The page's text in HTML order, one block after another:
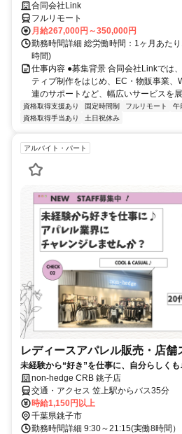
合同会社Link
フルリモート
月給267,000円～350,000円
勤務時間詳細 総労働時間：1ヶ月あた
時間)
仕事内容 ●募集背景 合同会社Linkでは
ティブ制作をはじめ、EC・物販事業、
連のサポートなど、幅広いサービスを
資格取得支援あり 固定時間制 フルリモート 午
資格取得手当あり
土日祝休み
アルバイト・パート
レディースアパレル販売・店舗
未経験から“好き”を仕事に、自分らしくも
non-hedge CRB 銚子店
交通・アクセス 笠上駅からバス35分
時給1,150円以上
千葉県銚子市
勤務時間詳細 9:30～21:15(実働8時間